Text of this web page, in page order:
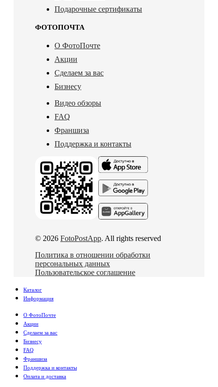
Подарочные сертификаты
ФОТОПОЧТА
О ФотоПочте
Акции
Сделаем за вас
Бизнесу
Видео обзоры
FAQ
Франшиза
Поддержка и контакты
© 2026 FotoPostApp. All rights reserved
Политика в отношении обработки
персональных данных
Пользовательское соглашение
Каталог
Информация
О ФотоПочте
Акции
Сделаем за вас
Бизнесу
FAQ
Франшиза
Поддержка и контакты
Оплата и доставка